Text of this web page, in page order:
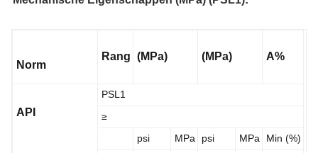
Norm
Rang (MPa) (MPa) A%
API
PSL1
≥
psi
MPa psi MPa
Min (%)